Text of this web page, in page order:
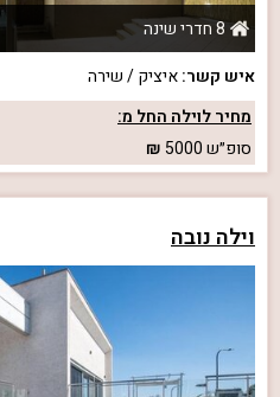
8 חדרי שינה
איש קשר:איציק / שירה
מחיר לוילה החל מ:
סופ״ש5000
וילה נובה